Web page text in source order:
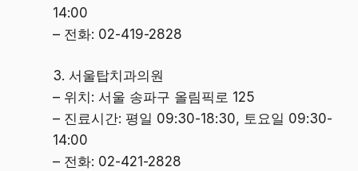
14:00
– 전화: 02-419-2828
3. 서울탑치과의원
– 위치: 서울 송파구 올림픽로 125
– 진료시간: 평일 09:30-18:30, 토요일 09:30-
14:00
– 전화: 02-421-2828